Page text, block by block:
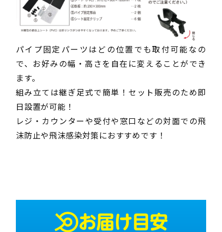
パイプ固定パーツはどの位置でも取付可能なの
で、お好みの幅・高さを自在に変えることができ
ます。
組み立ては継ぎ足式で簡単！セット販売のため即
日設置が可能！
レジ・カウンターや受付や窓口などの対面での飛
沫防止や飛沫感染対策におすすめです！
お届け目安